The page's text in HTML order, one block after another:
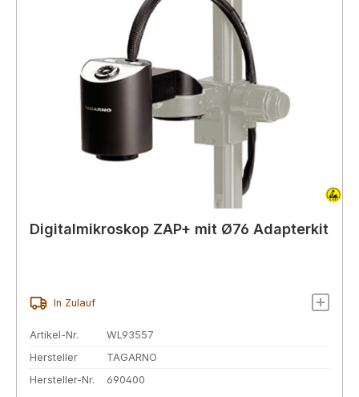
Digitalmikroskop ZAP+ mit Ø76 Adapterkit
In Zulauf
Artikel-Nr.
WL93557
Hersteller
TAGARNO
Hersteller-Nr.
690400